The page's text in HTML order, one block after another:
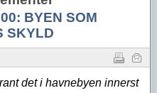
BYEN SOM
SKYLD
det i havnebyen innerst